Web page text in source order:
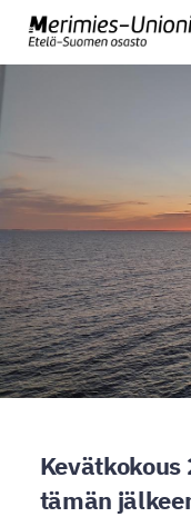
Siirry
sivun
Etelä-Suomen osasto
tämän